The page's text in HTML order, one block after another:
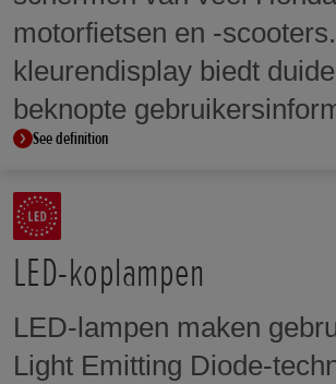
motorfietsen en -
kleurendisplay biedt
beknopte
bij sommige modellen
touchscreentechnologie.
See definition
LED-koplampen
LED-lampen maken
Light Emitting Diode-